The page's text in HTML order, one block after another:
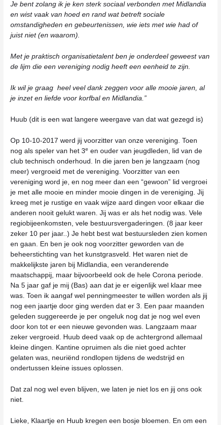
Je bent zolang ik je ken sterk sociaal verbonden met Midlandia
en wist vaak van hoed en rand wat betreft sociale
omstandigheden en gebeurtenissen, wie iets met wie had of
juist niet (en waarom).
Met je praktisch organisatietalent ben je onderdeel geweest van
de lijm die een vereniging nodig heeft een eenheid te zijn.
Ik wil je graag heel veel dank zeggen voor alle mooie jaren, al
je inzet en liefde voor korfbal en Midlandia.”
Huub (dit is een wat langere weergave van dat wat gezegd is)
Op 10-10-2017 werd jij voorzitter van onze vereniging. Toen
nog als speler van het 3e en ouder van jeugdleden, lid van de
club technisch onderhoud. In die jaren ben je langzaam (nog
meer) vergroeid met de vereniging. Voorzitter van een
vereniging word je, en nog meer dan een “gewoon” lid vergroei
je met alle mooie en minder mooie dingen in de vereniging. Jij
kreeg met je rustige en vaak wijze aard dingen voor elkaar die
anderen nooit gelukt waren. Jij was er als het nodig was. Vele
regiobijeenkomsten, vele bestuursvergaderingen. (8 jaar keer
zeker 10 per jaar..) Je hebt best wat bestuursleden zien komen
en gaan. En ben je ook nog voorzitter geworden van de
beheerstichting van het kunstgrasveld. Het waren niet de
makkelijkste jaren bij Midlandia, een veranderende
maatschappij, maar bijvoorbeeld ook de hele Corona periode.
Na 5 jaar gaf je mij (Bas) aan dat je er eigenlijk wel klaar mee
was. Toen ik aangaf wel penningmeester te willen worden als jij
nog een jaartje door ging werden dat er 3. Een paar maanden
geleden suggereerde je per ongeluk nog dat je nog wel even
door kon tot er een nieuwe gevonden was. Langzaam maar
zeker vergroeid. Huub deed vaak op de achtergrond allemaal
kleine dingen. Kantine opruimen als die niet goed achter
gelaten was, neuriënd rondlopen tijdens de wedstrijd en
ondertussen kleine issues oplossen.
Dat zal nog wel even blijven, we laten je niet los en jij ons ook
niet.
Lieke, Klaartje en Huub kregen een bosje bloemen. En om een